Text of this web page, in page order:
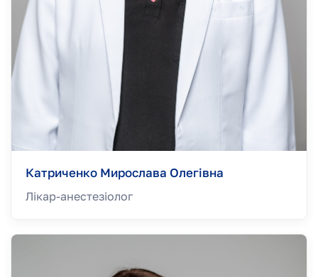
Катриченко Мирослава Олегівна
Лікар-анестезiолог